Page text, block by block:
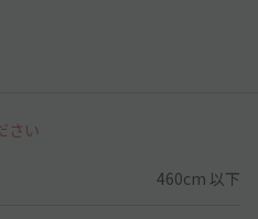
さい
460cm 以下